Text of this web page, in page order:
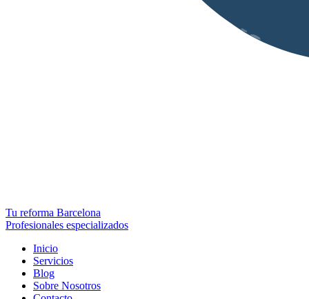
Tu reforma Barcelona
Profesionales especializados
Inicio
Servicios
Blog
Sobre Nosotros